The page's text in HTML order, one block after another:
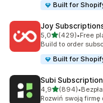
Built for
Joy
5,0na 5 gwiazdek
(429)
Łączna liczba
•Free
Build to order
Built for
Subi
4,9na 5 gwiazdek
(894)
Łączna liczba
•
Rozwiń swoją